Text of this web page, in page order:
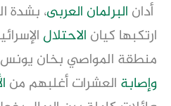
أدان البرلمان العربى، بشدة
ارتكبها كيان الاحتلال
منطقة المواصي بخان
وإصابة العشرات أغلبهم من